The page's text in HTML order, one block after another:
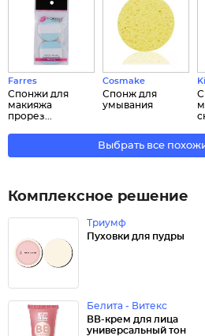
Farres
Cпонжи для
макияжа
прорез...
Cosmake
Спонж для
умывания
Выбрать все
Комплексное решение
Триумф
Пуховки для пудры
Белита - Витекс
ВВ-крем для лица
универсальный тон